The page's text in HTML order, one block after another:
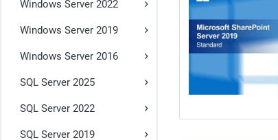
Windows Server 2022
Windows Server 2019
Windows Server 2016
SQL Server 2025
SQL Server 2022
SQL Server 2019